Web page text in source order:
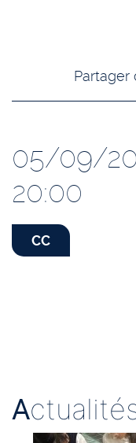
Partager
05/09/
20:00
CC
A